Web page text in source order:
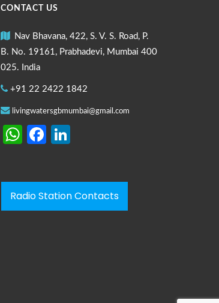
CONTACT US
Nav Bhavana, 422, S. V. S. Road, P.
B. No. 19161, Prabhadevi, Mumbai 400
025. India
+91 22 2422 1842
livingwatersgbmumbai@gmail.com
WhatsApp
Facebook
LinkedIn
Radio Station Contacts